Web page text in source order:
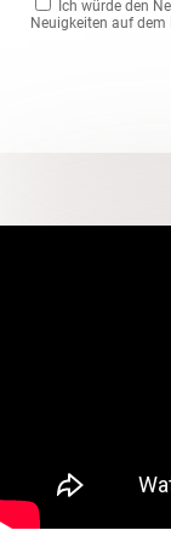
Ich würde den
Neuigkeiten auf dem